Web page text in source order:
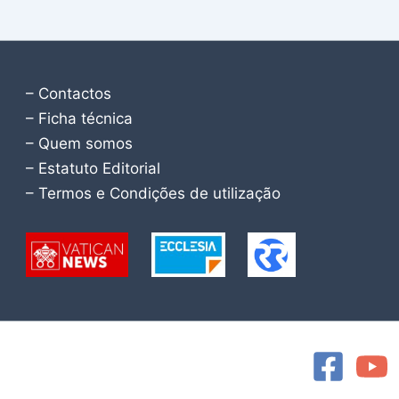
– Contactos
– Ficha técnica
– Quem somos
– Estatuto Editorial
– Termos e Condições de utilização